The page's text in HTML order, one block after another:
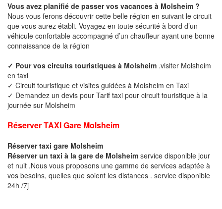
Vous avez planifié de passer vos vacances à Molsheim ?
Nous vous ferons découvrir cette belle région en suivant le circuit
que vous aurez établi. Voyagez en toute sécurité à bord d’un
véhicule confortable accompagné d’un chauffeur ayant une bonne
connaissance de la région
✓ Pour vos circuits touristiques à Molsheim .visiter Molsheim
en taxi
✓ Circuit touristique et visites guidées à Molsheim en Taxi
✓ Demandez un devis pour Tarif taxi pour circuit touristique à la
journée sur Molsheim
Réserver TAXI Gare Molsheim
Réserver taxi gare Molsheim
Réserver un taxi à la gare de Molsheim service disponible jour
et nuit .Nous vous proposons une gamme de services adaptée à
vos besoins, quelles que soient les distances . service disponible
24h /7j